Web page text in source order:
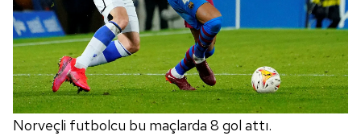
Norveçli futbolcu bu maçlarda 8 gol attı.